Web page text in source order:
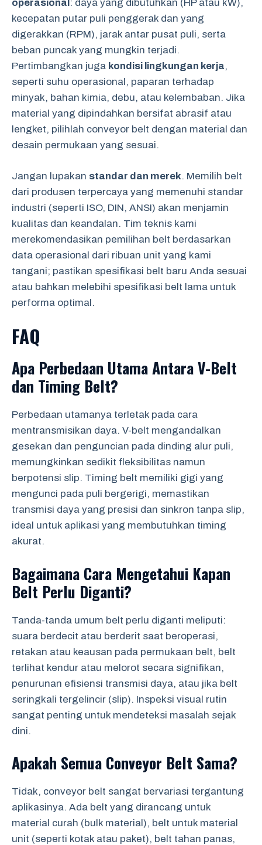
operasional: daya yang dibutuhkan (HP atau kW),
kecepatan putar puli penggerak dan yang
digerakkan (RPM), jarak antar pusat puli, serta
beban puncak yang mungkin terjadi.
Pertimbangkan juga kondisi lingkungan kerja,
seperti suhu operasional, paparan terhadap
minyak, bahan kimia, debu, atau kelembaban. Jika
material yang dipindahkan bersifat abrasif atau
lengket, pilihlah conveyor belt dengan material dan
desain permukaan yang sesuai.
Jangan lupakan standar dan merek. Memilih belt
dari produsen terpercaya yang memenuhi standar
industri (seperti ISO, DIN, ANSI) akan menjamin
kualitas dan keandalan. Tim teknis kami
merekomendasikan pemilihan belt berdasarkan
data operasional dari ribuan unit yang kami
tangani; pastikan spesifikasi belt baru Anda sesuai
atau bahkan melebihi spesifikasi belt lama untuk
performa optimal.
FAQ
Apa Perbedaan Utama Antara V-Belt
dan Timing Belt?
Perbedaan utamanya terletak pada cara
mentransmisikan daya. V-belt mengandalkan
gesekan dan penguncian pada dinding alur puli,
memungkinkan sedikit fleksibilitas namun
berpotensi slip. Timing belt memiliki gigi yang
mengunci pada puli bergerigi, memastikan
transmisi daya yang presisi dan sinkron tanpa slip,
ideal untuk aplikasi yang membutuhkan timing
akurat.
Bagaimana Cara Mengetahui Kapan
Belt Perlu Diganti?
Tanda-tanda umum belt perlu diganti meliputi:
suara berdecit atau berderit saat beroperasi,
retakan atau keausan pada permukaan belt, belt
terlihat kendur atau melorot secara signifikan,
penurunan efisiensi transmisi daya, atau jika belt
seringkali tergelincir (slip). Inspeksi visual rutin
sangat penting untuk mendeteksi masalah sejak
dini.
Apakah Semua Conveyor Belt Sama?
Tidak, conveyor belt sangat bervariasi tergantung
aplikasinya. Ada belt yang dirancang untuk
material curah (bulk material), belt untuk material
unit (seperti kotak atau paket), belt tahan panas,